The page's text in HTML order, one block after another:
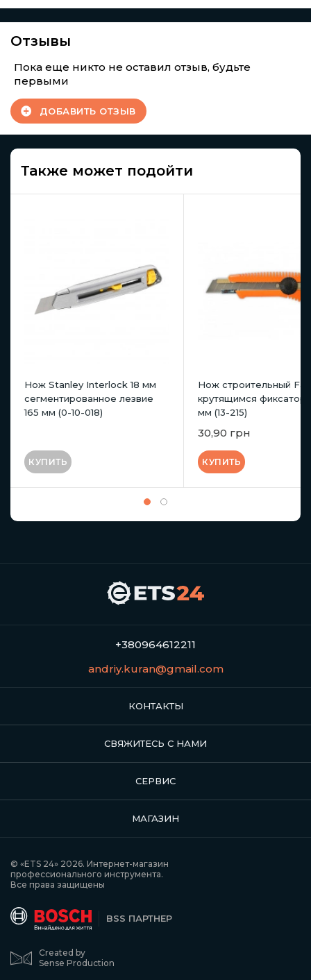
Отзывы
Пока еще никто не оставил отзыв, будьте
первыми
ДОБАВИТЬ ОТЗЫВ
Также может подойти
Нож Stanley Interlock 18 мм
сегментированное лезвие
165 мм (0-10-018)
КУПИТЬ
Нож строительный
крутящимся
мм (13-215)
30,90 грн
КУПИТЬ
+380964612211
andriy.kuran@gmail.com
КОНТАКТЫ
СВЯЖИТЕСЬ С НАМИ
СЕРВИС
МАГАЗИН
Created by
Sense Production
BSS ПАРТНЕР
© «ETS 24» 2026. Интернет-магазин
профессионального инструмента.
Все права защищены